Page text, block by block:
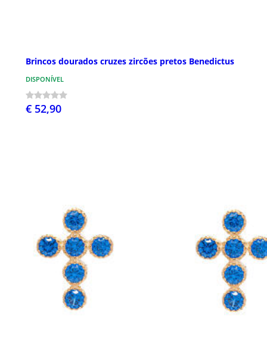
Brincos dourados cruzes zircões pretos Benedictus
DISPONÍVEL
€ 52,90